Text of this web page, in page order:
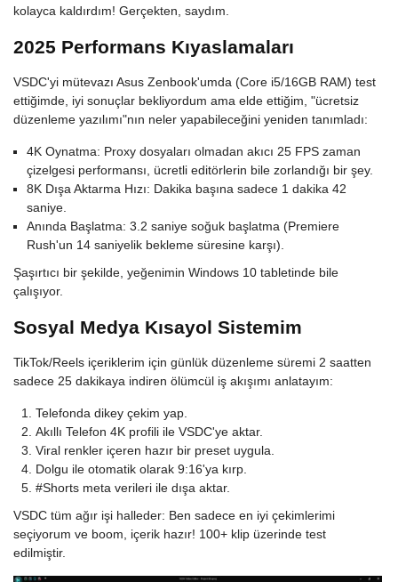
kolayca kaldırdım! Gerçekten, saydım.
2025 Performans Kıyaslamaları
VSDC'yi mütevazı Asus Zenbook'umda (Core i5/16GB RAM) test
ettiğimde, iyi sonuçlar bekliyordum ama elde ettiğim, "ücretsiz
düzenleme yazılımı"nın neler yapabileceğini yeniden tanımladı:
4K Oynatma: Proxy dosyaları olmadan akıcı 25 FPS zaman
çizelgesi performansı, ücretli editörlerin bile zorlandığı bir şey.
8K Dışa Aktarma Hızı: Dakika başına sadece 1 dakika 42
saniye.
Anında Başlatma: 3.2 saniye soğuk başlatma (Premiere
Rush'un 14 saniyelik bekleme süresine karşı).
Şaşırtıcı bir şekilde, yeğenimin Windows 10 tabletinde bile
çalışıyor.
Sosyal Medya Kısayol Sistemim
TikTok/Reels içeriklerim için günlük düzenleme süremi 2 saatten
sadece 25 dakikaya indiren ölümcül iş akışımı anlatayım:
Telefonda dikey çekim yap.
Akıllı Telefon 4K profili ile VSDC'ye aktar.
Viral renkler içeren hazır bir preset uygula.
Dolgu ile otomatik olarak 9:16'ya kırp.
#Shorts meta verileri ile dışa aktar.
VSDC tüm ağır işi halleder: Ben sadece en iyi çekimlerimi
seçiyorum ve boom, içerik hazır! 100+ klip üzerinde test
edilmiştir.